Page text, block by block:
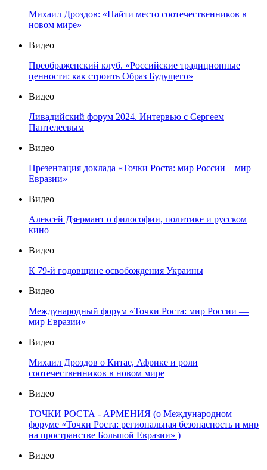
Михаил Дроздов: «Найти место соотечественников в
новом мире»
Видео
Преображенский клуб. «Российские традиционные
ценности: как строить Образ Будущего»
Видео
Ливадийский форум 2024. Интервью с Сергеем
Пантелеевым
Видео
Презентация доклада «Точки Роста: мир России – мир
Евразии»
Видео
Алексей Дзермант о философии, политике и русском
кино
Видео
К 79-й годовщине освобождения Украины
Видео
Международный форум «Точки Роста: мир России —
мир Евразии»
Видео
Михаил Дроздов о Китае, Африке и роли
соотечественников в новом мире
Видео
ТОЧКИ РОСТА - АРМЕНИЯ (о Международном
форуме «Точки Роста: региональная безопасность и мир
на пространстве Большой Евразии» )
Видео